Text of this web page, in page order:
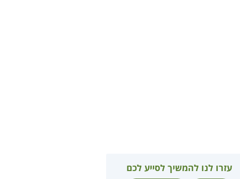
עזרו לנו להמשיך לסייע לכם